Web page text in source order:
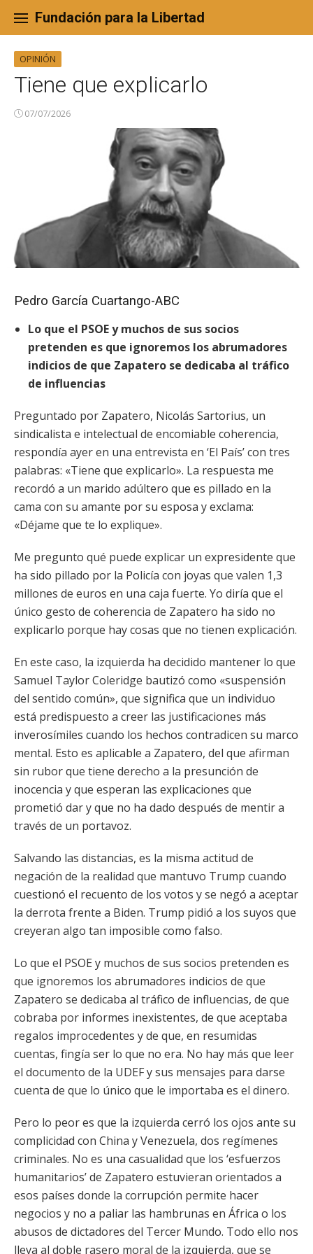
content
Fundación para la Libertad
OPINIÓN
Tiene que explicarlo
07/07/2026
Pedro García Cuartango-ABC
Lo que el PSOE y muchos de sus socios
pretenden es que ignoremos los abrumadores
indicios de que Zapatero se dedicaba al tráfico
de influencias
Preguntado por Zapatero, Nicolás Sartorius, un
sindicalista e intelectual de encomiable coherencia,
respondía ayer en una entrevista en ‘El País’ con tres
palabras: «Tiene que explicarlo». La respuesta me
recordó a un marido adúltero que es pillado en la
cama con su amante por su esposa y exclama:
«Déjame que te lo explique».
Me pregunto qué puede explicar un expresidente que
ha sido pillado por la Policía con joyas que valen 1,3
millones de euros en una caja fuerte. Yo diría que el
único gesto de coherencia de Zapatero ha sido no
explicarlo porque hay cosas que no tienen explicación.
En este caso, la izquierda ha decidido mantener lo que
Samuel Taylor Coleridge bautizó como «suspensión
del sentido común», que significa que un individuo
está predispuesto a creer las justificaciones más
inverosímiles cuando los hechos contradicen su marco
mental. Esto es aplicable a Zapatero, del que afirman
sin rubor que tiene derecho a la presunción de
inocencia y que esperan las explicaciones que
prometió dar y que no ha dado después de mentir a
través de un portavoz.
Salvando las distancias, es la misma actitud de
negación de la realidad que mantuvo Trump cuando
cuestionó el recuento de los votos y se negó a aceptar
la derrota frente a Biden. Trump pidió a los suyos que
creyeran algo tan imposible como falso.
Lo que el PSOE y muchos de sus socios pretenden es
que ignoremos los abrumadores indicios de que
Zapatero se dedicaba al tráfico de influencias, de que
cobraba por informes inexistentes, de que aceptaba
regalos improcedentes y de que, en resumidas
cuentas, fingía ser lo que no era. No hay más que leer
el documento de la UDEF y sus mensajes para darse
cuenta de que lo único que le importaba es el dinero.
Pero lo peor es que la izquierda cerró los ojos ante su
complicidad con China y Venezuela, dos regímenes
criminales. No es una casualidad que los ‘esfuerzos
humanitarios’ de Zapatero estuvieran orientados a
esos países donde la corrupción permite hacer
negocios y no a paliar las hambrunas en África o los
abusos de dictadores del Tercer Mundo. Todo ello nos
lleva al doble rasero moral de la izquierda, que se